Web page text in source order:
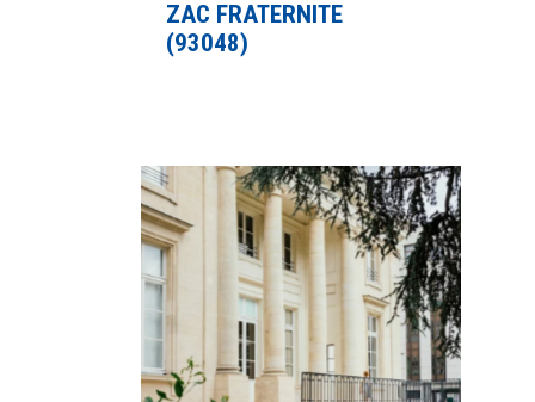
ZAC FRATERNITE
(93048)